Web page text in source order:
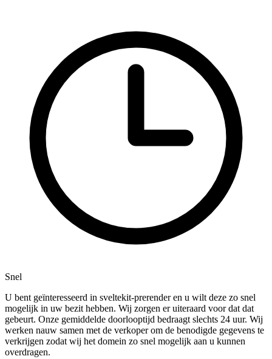
Snel
U bent geïnteresseerd in sveltekit-prerender en u wilt deze zo snel
mogelijk in uw bezit hebben. Wij zorgen er uiteraard voor dat dat
gebeurt. Onze gemiddelde doorlooptijd bedraagt slechts 24 uur. Wij
werken nauw samen met de verkoper om de benodigde gegevens te
verkrijgen zodat wij het domein zo snel mogelijk aan u kunnen
overdragen.